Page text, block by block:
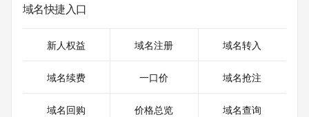
域名快捷入口
新人权益 域名注册 域名转入
域名续费 一口价 域名抢注
域名回购 价格总览 域名查询